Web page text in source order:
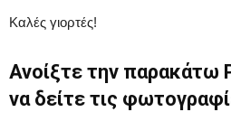
Καλές γιορτές!
Ανοίξτε την παρακάτω
να δείτε τις